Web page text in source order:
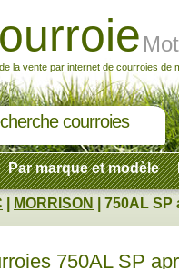
la vente par internet de courroies de
courroies
Par marque et modèle
MORRISON | 750AL SP
750AL SP